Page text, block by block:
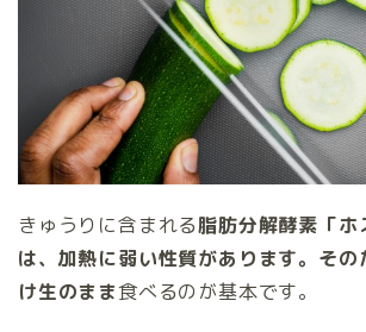
きゅうりに含まれる脂肪分解酵素「ホ
は、加熱に弱い性質があります。その
け生のまま食べるのが基本です。